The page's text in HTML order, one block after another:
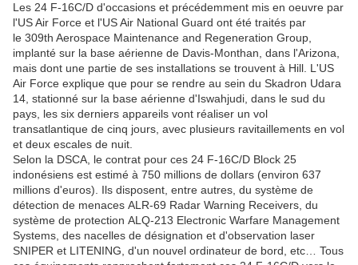
Les 24 F-16C/D d'occasions et précédemment mis en oeuvre par
l'US Air Force et l'US Air National Guard ont été traités par
le 309th Aerospace Maintenance and Regeneration Group,
implanté sur la base aérienne de Davis-Monthan, dans l'Arizona,
mais dont une partie de ses installations se trouvent à Hill. L'US
Air Force explique que pour se rendre au sein du Skadron Udara
14, stationné sur la base aérienne d'Iswahjudi, dans le sud du
pays, les six derniers appareils vont réaliser un vol
transatlantique de cinq jours, avec plusieurs ravitaillements en vol
et deux escales de nuit.
Selon la DSCA, le contrat pour ces 24 F-16C/D Block 25
indonésiens est estimé à 750 millions de dollars (environ 637
millions d'euros). Ils disposent, entre autres, du système de
détection de menaces ALR-69 Radar Warning Receivers, du
système de protection ALQ-213 Electronic Warfare Management
Systems, des nacelles de désignation et d'observation laser
SNIPER et LITENING, d'un nouvel ordinateur de bord, etc… Tous